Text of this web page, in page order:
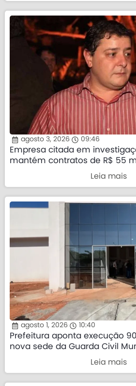
agosto 3, 2026 09:46
Empresa citada em
mantém contratos de R$ 55
Leia mais
agosto 1, 2026 10:40
Prefeitura aponta execução
nova sede da Guarda Civil
Leia mais